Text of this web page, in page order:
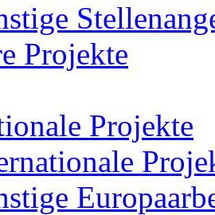
Projekte
Projekte